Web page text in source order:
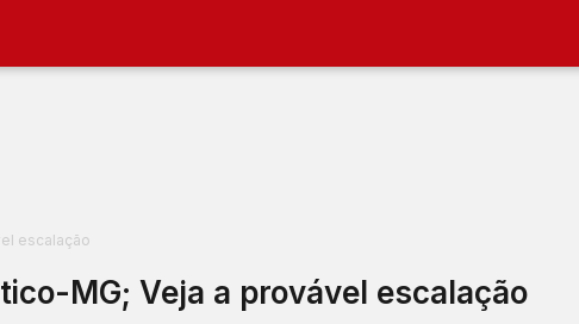
escalação
MG; Veja a provável escalação